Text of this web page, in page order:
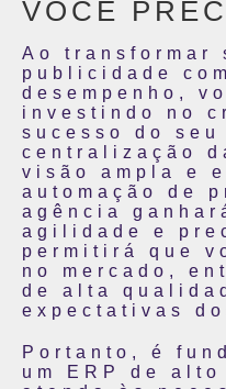
VOCÊ
Ao transformar
publicidade
desempenho,
investindo no
sucesso do seu
centralização
visão ampla e
automação de
agência
agilidade e
permitirá que
no mercado,
de alta
expectativas
Portanto, é
um ERP de alto